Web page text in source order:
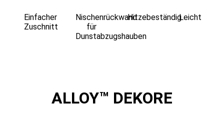
Einfacher
Zuschnitt
Nischenrückwand
für
Dunstabzugshauben
HitzebeständigLeicht
ALLOY™ DEKORE